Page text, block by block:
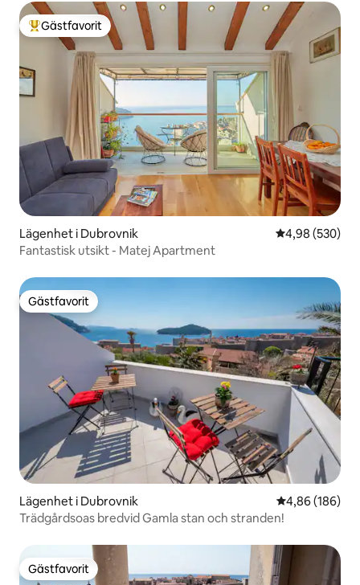
Populär gästfavorit
Gästfavorit
Lägenhet i Dubrovnik 4,98 av 5 i
4,98 (530)
Fantastisk utsikt - Matej Apartment
Gästfavorit
Gästfavorit
Lägenhet i Dubrovnik 4,86 av 5 i
4,86 (186)
Trädgårdsoas bredvid Gamla stan och stranden!
Gästfavorit
Gästfavorit